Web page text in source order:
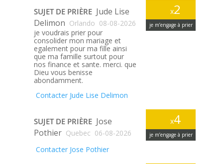
x2
je m’engage à prier
SUJET DE PRIÈRE Jude Lise
Delimon Orlando 08-08-2026
je voudrais prier pour
consolider mon mariage et
egalement pour ma fille ainsi
que ma famille surtout pour
nos finance et sante. merci. que
Dieu vous benisse
abondamment.
Contacter Jude Lise Delimon
x4
je m’engage à prier
SUJET DE PRIÈRE Jose
Pothier Quebec 06-08-2026
Contacter Jose Pothier